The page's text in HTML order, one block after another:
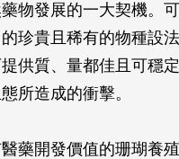
物發展的一大契機。
珍貴且稀有的物種設
供質、量都佳且可穩
所造成的衝擊。
藥開發價值的珊瑚養